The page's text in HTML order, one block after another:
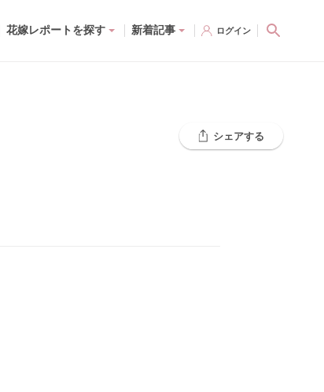
花嫁レポートを探す 新着記事 ログイン
シェアする